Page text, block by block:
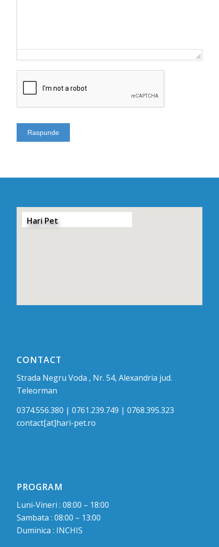
Hari Pet
CONTACT
Strada Negru Voda , Nr. 54, Alexandria jud.
Teleorman
0374.556.380 | 0761.239.749 | 0768.395.323
contact[at]hari-pet.ro
PROGRAM
Luni-Vineri : 08:00 – 18:00
Sambata : 08:00 – 13:00
Duminica : INCHIS